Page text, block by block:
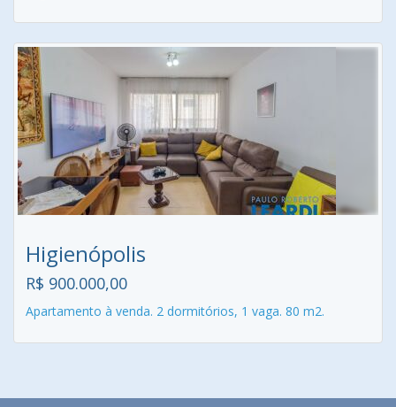
Higienópolis
R$ 900.000,00
Apartamento à venda. 2 dormitórios, 1 vaga. 80 m2.